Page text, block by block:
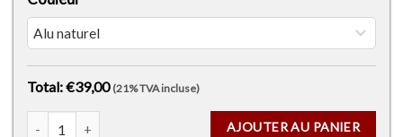
Total: €39,00 (21% TVA incluse)
AJOUTER AU PANIER